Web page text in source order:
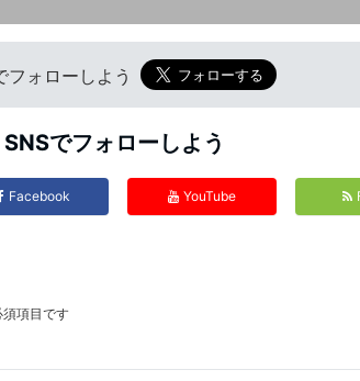
ォローしよう
SNSでフォローしよう
Facebook YouTube
項目です